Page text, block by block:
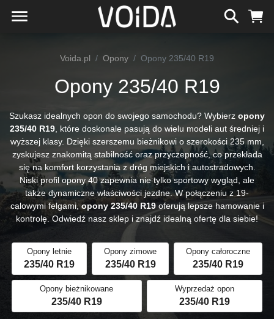
Voida.pl Opony Opony 235/40 R19
Opony 235/40 R19
Szukasz idealnych opon do swojego samochodu? Wybierz opony
235/40 R19 , które doskonale pasują do wielu modeli aut średniej i
wyższej klasy. Dzięki szerszemu bieżnikowi o szerokości 235 mm,
zyskujesz znakomitą stabilność oraz przyczepność, co przekłada
się na komfort korzystania z dróg miejskich i autostradowych.
Niski profil opony 40 zapewnia nie tylko sportowy wygląd, ale
także dynamiczne właściwości jezdne. W połączeniu z 19-
calowymi felgami,opony 235/40 R19oferują lepsze hamowanie i
kontrolę. Odwiedź nasz sklep i znajdź idealną ofertę dla siebie!
Opony letnie
235/40 R19
Opony zimowe
235/40 R19
Opony całoroczne
235/40 R19
Opony bieżnikowane
235/40 R19
Wyprzedaż opon
235/40 R19